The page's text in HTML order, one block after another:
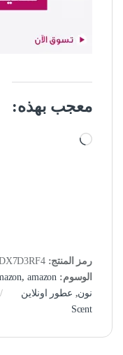
معجب بهذه:
جاري التحميل…
رمز المنتج:
الوسوم:
, amazon عطور
نون, عطور اونلاين
Scent